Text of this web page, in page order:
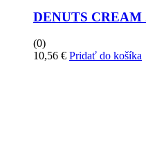
DENUTS CREAM
(0)
10,56 € Pridať do košíka